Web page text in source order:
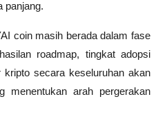
panjang.
coin masih berada dalam fase
roadmap, tingkat adopsi
secara keseluruhan akan
menentukan arah pergerakan